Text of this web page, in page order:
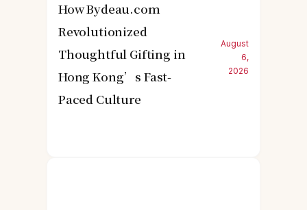
How Bydeau.com
Revolutionized
Thoughtful Gifting in
Hong Kong’s Fast-
Paced Culture
August
6,
2026